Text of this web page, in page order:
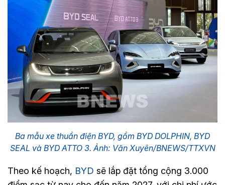
Ba mẫu xe thuần điện BYD, gồm BYD DOLPHIN, BYD
SEAL và BYD ATTO 3. Ảnh: Văn Xuyên/BNEWS/TTXVN
Theo kế hoạch, BYD sẽ lắp đặt tổng cộng 3.000